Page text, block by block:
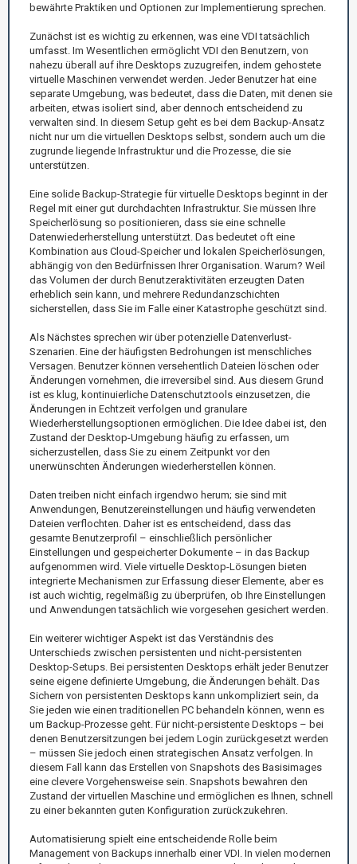
bewährte Praktiken und Optionen zur Implementierung sprechen.
Zunächst ist es wichtig zu erkennen, was eine VDI tatsächlich
umfasst. Im Wesentlichen ermöglicht VDI den Benutzern, von
nahezu überall auf ihre Desktops zuzugreifen, indem gehostete
virtuelle Maschinen verwendet werden. Jeder Benutzer hat eine
separate Umgebung, was bedeutet, dass die Daten, mit denen sie
arbeiten, etwas isoliert sind, aber dennoch entscheidend zu
verwalten sind. In diesem Setup geht es bei dem Backup-Ansatz
nicht nur um die virtuellen Desktops selbst, sondern auch um die
zugrunde liegende Infrastruktur und die Prozesse, die sie
unterstützen.
Eine solide Backup-Strategie für virtuelle Desktops beginnt in der
Regel mit einer gut durchdachten Infrastruktur. Sie müssen Ihre
Speicherlösung so positionieren, dass sie eine schnelle
Datenwiederherstellung unterstützt. Das bedeutet oft eine
Kombination aus Cloud-Speicher und lokalen Speicherlösungen,
abhängig von den Bedürfnissen Ihrer Organisation. Warum? Weil
das Volumen der durch Benutzeraktivitäten erzeugten Daten
erheblich sein kann, und mehrere Redundanzschichten
sicherstellen, dass Sie im Falle einer Katastrophe geschützt sind.
Als Nächstes sprechen wir über potenzielle Datenverlust-
Szenarien. Eine der häufigsten Bedrohungen ist menschliches
Versagen. Benutzer können versehentlich Dateien löschen oder
Änderungen vornehmen, die irreversibel sind. Aus diesem Grund
ist es klug, kontinuierliche Datenschutztools einzusetzen, die
Änderungen in Echtzeit verfolgen und granulare
Wiederherstellungsoptionen ermöglichen. Die Idee dabei ist, den
Zustand der Desktop-Umgebung häufig zu erfassen, um
sicherzustellen, dass Sie zu einem Zeitpunkt vor den
unerwünschten Änderungen wiederherstellen können.
Daten treiben nicht einfach irgendwo herum; sie sind mit
Anwendungen, Benutzereinstellungen und häufig verwendeten
Dateien verflochten. Daher ist es entscheidend, dass das
gesamte Benutzerprofil – einschließlich persönlicher
Einstellungen und gespeicherter Dokumente – in das Backup
aufgenommen wird. Viele virtuelle Desktop-Lösungen bieten
integrierte Mechanismen zur Erfassung dieser Elemente, aber es
ist auch wichtig, regelmäßig zu überprüfen, ob Ihre Einstellungen
und Anwendungen tatsächlich wie vorgesehen gesichert werden.
Ein weiterer wichtiger Aspekt ist das Verständnis des
Unterschieds zwischen persistenten und nicht-persistenten
Desktop-Setups. Bei persistenten Desktops erhält jeder Benutzer
seine eigene definierte Umgebung, die Änderungen behält. Das
Sichern von persistenten Desktops kann unkompliziert sein, da
Sie jeden wie einen traditionellen PC behandeln können, wenn es
um Backup-Prozesse geht. Für nicht-persistente Desktops – bei
denen Benutzersitzungen bei jedem Login zurückgesetzt werden
– müssen Sie jedoch einen strategischen Ansatz verfolgen. In
diesem Fall kann das Erstellen von Snapshots des Basisimages
eine clevere Vorgehensweise sein. Snapshots bewahren den
Zustand der virtuellen Maschine und ermöglichen es Ihnen, schnell
zu einer bekannten guten Konfiguration zurückzukehren.
Automatisierung spielt eine entscheidende Rolle beim
Management von Backups innerhalb einer VDI. In vielen modernen